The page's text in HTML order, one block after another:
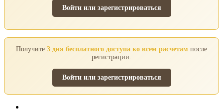
Войти или зарегистрироваться
Получите 3 дня бесплатного доступа ко всем расчетам после
регистрации.
Войти или зарегистрироваться